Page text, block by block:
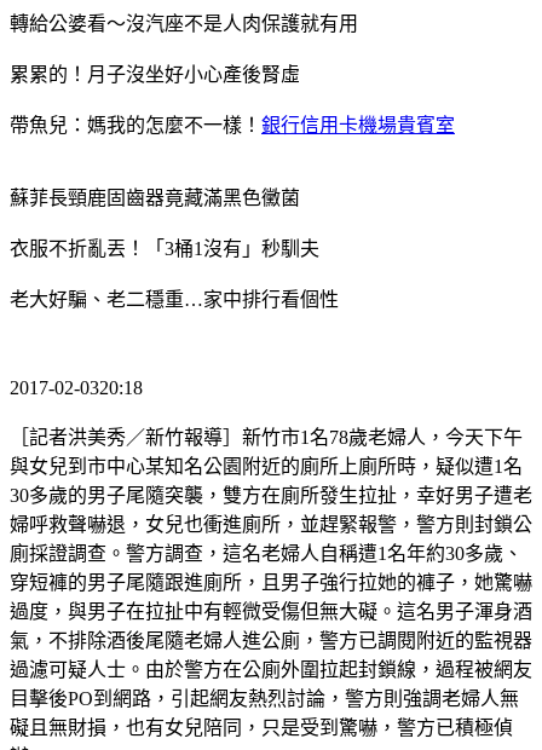
轉給公婆看～沒汽座不是人肉保護就有用
累累的！月子沒坐好小心產後腎虛
帶魚兒：媽我的怎麼不一樣！ 銀行信用卡機場貴賓室
蘇菲長頸鹿固齒器竟藏滿黑色黴菌
衣服不折亂丟！「3桶1沒有」秒馴夫
老大好騙、老二穩重…家中排行看個性
2017-02-0320:18
［記者洪美秀／新竹報導］新竹市1名78歲老婦人，今天下午
與女兒到市中心某知名公園附近的廁所上廁所時，疑似遭1名
30多歲的男子尾隨突襲，雙方在廁所發生拉扯，幸好男子遭老
婦呼救聲嚇退，女兒也衝進廁所，並趕緊報警，警方則封鎖公
廁採證調查。警方調查，這名老婦人自稱遭1名年約30多歲、
穿短褲的男子尾隨跟進廁所，且男子強行拉她的褲子，她驚嚇
過度，與男子在拉扯中有輕微受傷但無大礙。這名男子渾身酒
氣，不排除酒後尾隨老婦人進公廁，警方已調閱附近的監視器
過濾可疑人士。由於警方在公廁外圍拉起封鎖線，過程被網友
目擊後PO到網路，引起網友熱烈討論，警方則強調老婦人無
礙且無財損，也有女兒陪同，只是受到驚嚇，警方已積極偵